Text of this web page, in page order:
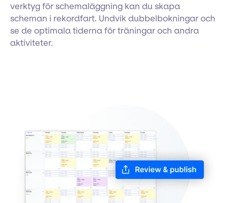
verktyg för schemaläggning kan du skapa
scheman i rekordfart. Undvik dubbelbokningar och
se de optimala tiderna för träningar och andra
aktiviteter.